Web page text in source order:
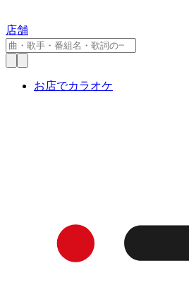
店舗
お店でカラオケ